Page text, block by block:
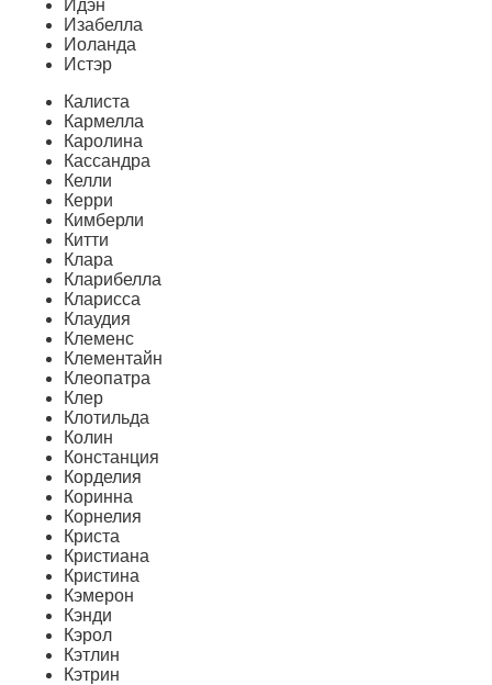
Идэн
Изабелла
Иоланда
Истэр
Калиста
Кармелла
Каролина
Кассандра
Келли
Керри
Кимберли
Китти
Клара
Кларибелла
Кларисса
Клаудия
Клеменс
Клементайн
Клеопатра
Клер
Клотильда
Колин
Констанция
Корделия
Коринна
Корнелия
Криста
Кристиана
Кристина
Кэмерон
Кэнди
Кэрол
Кэтлин
Кэтрин